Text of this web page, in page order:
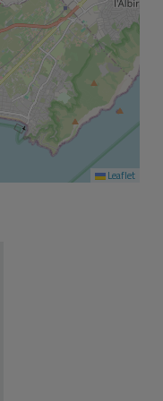
Leaflet